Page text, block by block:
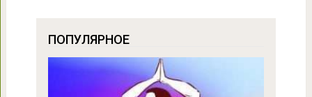
ПОПУЛЯРНОЕ